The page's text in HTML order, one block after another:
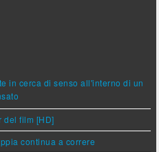
in cerca di senso all'interno di un
del film [HD]
continua a correre